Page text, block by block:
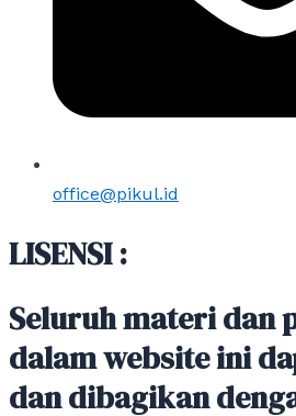
office@pikul.id
LISENSI :
Seluruh materi dan
dalam website ini
dan dibagikan